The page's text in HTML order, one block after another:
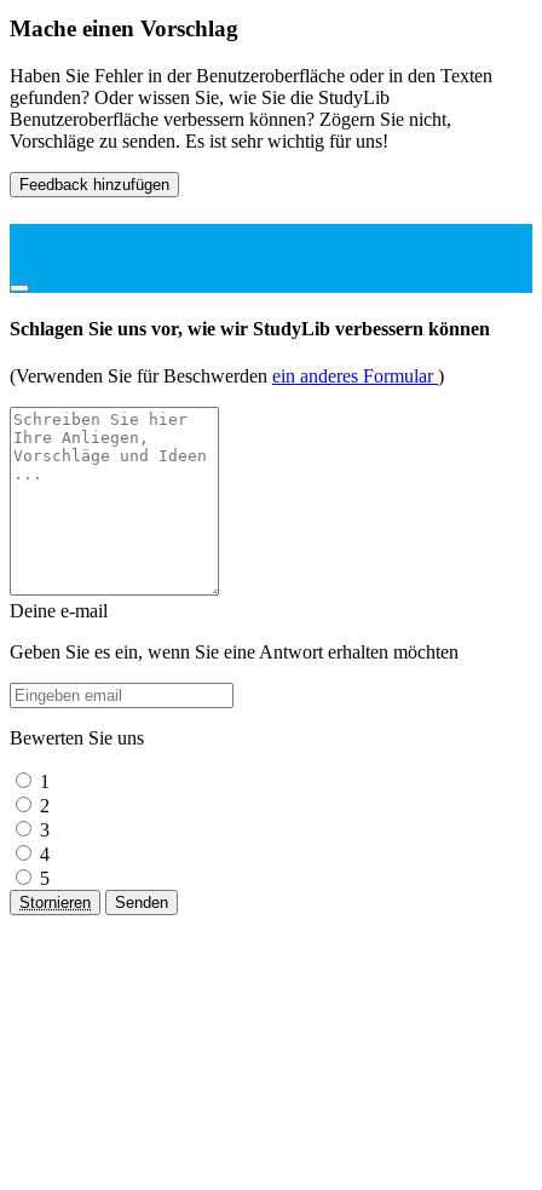
Mache einen Vorschlag
Haben Sie Fehler in der Benutzeroberfläche oder in den Texten
gefunden? Oder wissen Sie, wie Sie die StudyLib
Benutzeroberfläche verbessern können? Zögern Sie nicht,
Vorschläge zu senden. Es ist sehr wichtig für uns!
Feedback hinzufügen
Schlagen Sie uns vor, wie wir StudyLib verbessern können
(Verwenden Sie für Beschwerden ein anderes Formular)
Deine e-mail
Geben Sie es ein, wenn Sie eine Antwort erhalten möchten
Bewerten Sie uns
1
2
3
4
5
Stornieren Senden